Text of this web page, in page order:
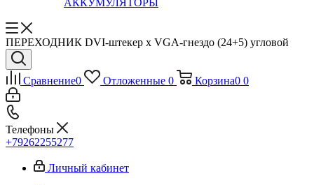
АККУМУЛЯТОРЫ
ПЕРЕХОДНИК DVI-штекер х VGA-гнездо (24+5) угловой
Сравнение0 Отложенные 0 Корзина0 0
Телефоны
+79262255277
Личный кабинет